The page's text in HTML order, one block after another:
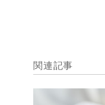
関連記事